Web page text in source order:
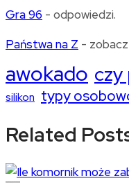
Gra 96 - odpowiedzi.
Państwa na Z -
awokado czy
silikon typy
Related